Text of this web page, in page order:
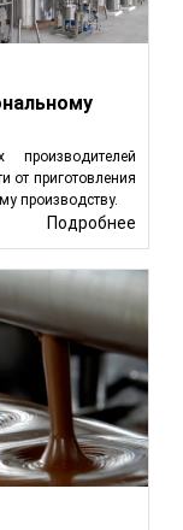
производителей
от приготовления
производству.
Подробнее